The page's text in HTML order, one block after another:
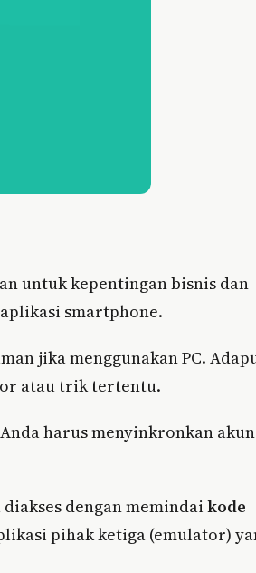
untuk kepentingan bisnis dan
smartphone.
jika menggunakan PC.
atau trik tertentu.
harus menyinkronkan akun
diakses dengan memindai kode
pihak ketiga (emulator)